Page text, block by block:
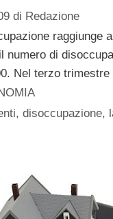
di Redazione
raggiunge
numero di
Nel terzo trimestre
,disoccupazione,